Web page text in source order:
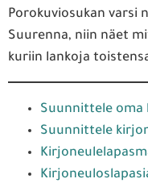
Porokuviosukan varsi
Suurenna, niin näet
kuriin lankoja
Suunnittele oma
Suunnittele